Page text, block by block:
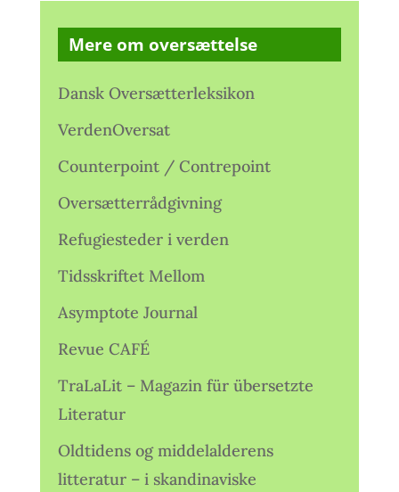
Mere om oversættelse
Dansk Oversætterleksikon
VerdenOversat
Counterpoint / Contrepoint
Oversætterrådgivning
Refugiesteder i verden
Tidsskriftet Mellom
Asymptote Journal
Revue CAFÉ
TraLaLit – Magazin für übersetzte
Literatur
Oldtidens og middelalderens
litteratur – i skandinaviske